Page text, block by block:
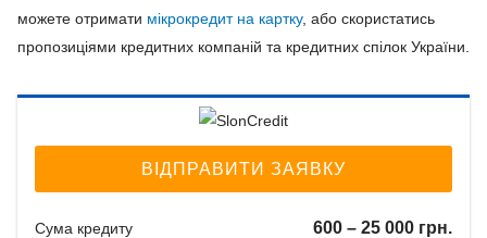
можете отримати мікрокредит на картку, або скористатись
пропозиціями кредитних компаній та кредитних спілок України.
ВІДПРАВИТИ ЗАЯВКУ
Сума кредиту 600 – 25 000 грн.